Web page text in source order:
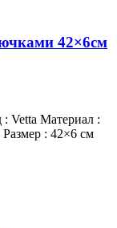
42×6см
Vetta Материал :
: 42×6 см